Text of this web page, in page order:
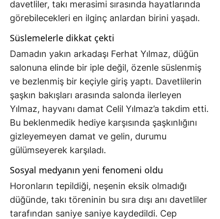
davetliler, takı merasimi sırasında hayatlarında
görebilecekleri en ilginç anlardan birini yaşadı.
Süslemelerle dikkat çekti
Damadın yakın arkadaşı Ferhat Yılmaz, düğün
salonuna elinde bir iple değil, özenle süslenmiş
ve bezlenmiş bir keçiyle giriş yaptı. Davetlilerin
şaşkın bakışları arasında salonda ilerleyen
Yılmaz, hayvanı damat Celil Yılmaz’a takdim etti.
Bu beklenmedik hediye karşısında şaşkınlığını
gizleyemeyen damat ve gelin, durumu
gülümseyerek karşıladı.
Sosyal medyanın yeni fenomeni oldu
Horonların tepildiği, neşenin eksik olmadığı
düğünde, takı töreninin bu sıra dışı anı davetliler
tarafından saniye saniye kaydedildi. Cep